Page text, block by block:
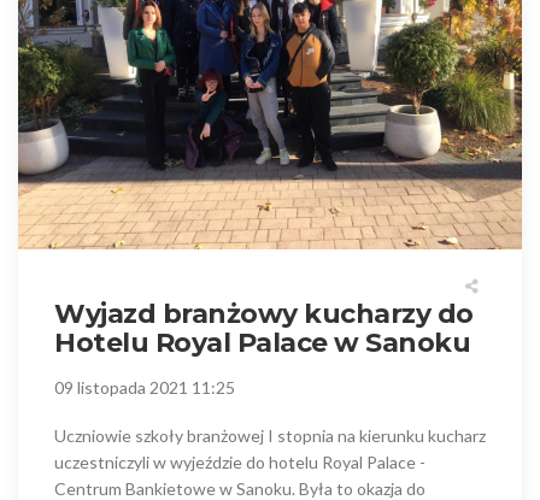
Wyjazd branżowy kucharzy do
Hotelu Royal Palace w Sanoku
09 listopada 2021 11:25
Uczniowie szkoły branżowej I stopnia na kierunku kucharz
uczestniczyli w wyjeździe do hotelu Royal Palace -
Centrum Bankietowe w Sanoku. Była to okazja do